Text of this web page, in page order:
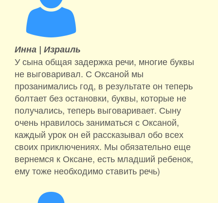
Инна | Израиль
У сына общая задержка речи, многие буквы
не выговаривал. С Оксаной мы
прозанимались год, в результате он теперь
болтает без остановки, буквы, которые не
получались, теперь выговаривает. Сыну
очень нравилось заниматься с Оксаной,
каждый урок он ей рассказывал обо всех
своих приключениях. Мы обязательно еще
вернемся к Оксане, есть младший ребенок,
ему тоже необходимо ставить речь)